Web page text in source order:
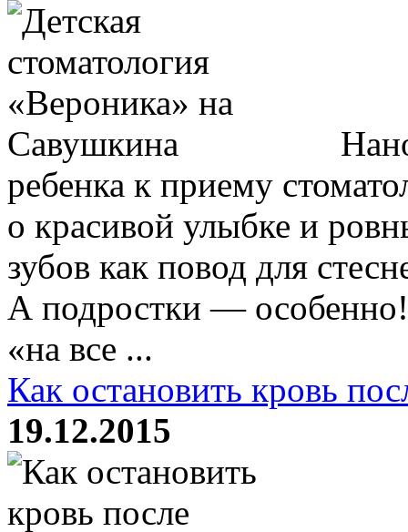
ребенка к приему
о красивой улыбке и
зубов как повод для
А подростки —
«на все ...
Как остановить кровь
19.12.2015